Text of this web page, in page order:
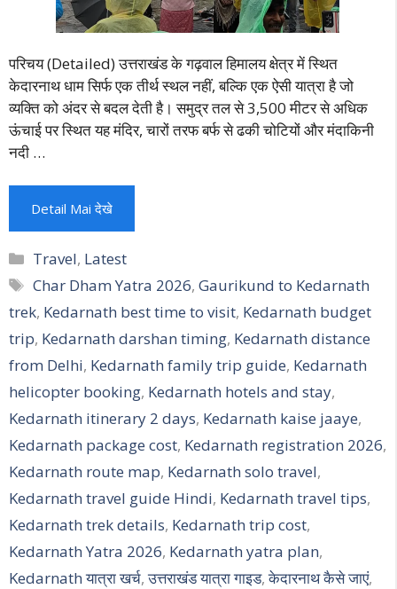
परिचय (Detailed) उत्तराखंड के गढ़वाल हिमालय क्षेत्र में स्थित
केदारनाथ धाम सिर्फ एक तीर्थ स्थल नहीं, बल्कि एक ऐसी यात्रा है जो
व्यक्ति को अंदर से बदल देती है। समुद्र तल से 3,500 मीटर से अधिक
ऊंचाई पर स्थित यह मंदिर, चारों तरफ बर्फ से ढकी चोटियों और मंदाकिनी
नदी …
Detail Mai देखे
Categories
Travel, Latest
Tags
Char Dham Yatra 2026,Gaurikund to Kedarnath
trek, Kedarnath best time to visit, Kedarnath budget
trip, Kedarnath darshan timing, Kedarnath distance
from Delhi, Kedarnath family trip guide, Kedarnath
helicopter booking, Kedarnath hotels and stay,
Kedarnath itinerary 2 days, Kedarnath kaise jaaye,
Kedarnath package cost, Kedarnath registration 2026,
Kedarnath route map, Kedarnath solo travel,
Kedarnath travel guide Hindi, Kedarnath travel tips,
Kedarnath trek details, Kedarnath trip cost,
Kedarnath Yatra 2026, Kedarnath yatra plan,
Kedarnath यात्रा खर्च,उत्तराखंड यात्रा गाइड,केदारनाथ कैसे जाएं,